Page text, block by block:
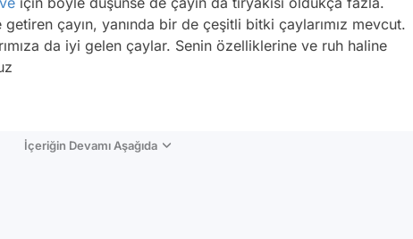
çayın, yanında bir de çeşitli bitki çaylarımız mevcut.
da iyi gelen çaylar. Senin özelliklerine ve ruh haline
İçeriğin Devamı Aşağıda